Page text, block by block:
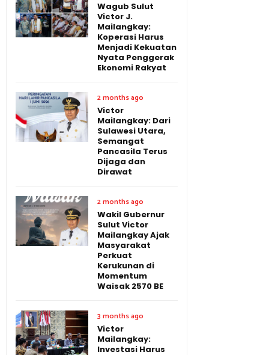
Wagub Sulut
Victor J.
Mailangkay:
Koperasi Harus
Menjadi Kekuatan
Nyata Penggerak
Ekonomi Rakyat
2 months ago
Victor
Mailangkay: Dari
Sulawesi Utara,
Semangat
Pancasila Terus
Dijaga dan
Dirawat
2 months ago
Wakil Gubernur
Sulut Victor
Mailangkay Ajak
Masyarakat
Perkuat
Kerukunan di
Momentum
Waisak 2570 BE
3 months ago
Victor
Mailangkay:
Investasi Harus